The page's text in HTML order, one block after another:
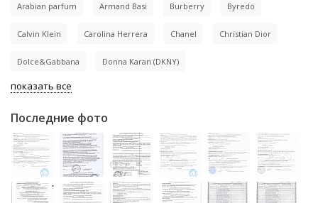
Arabian parfum Armand Basi Burberry Byredo
Calvin Klein Carolina Herrera Chanel Christian Dior
Dolce&Gabbana Donna Karan (DKNY)
показать все
Последние фото